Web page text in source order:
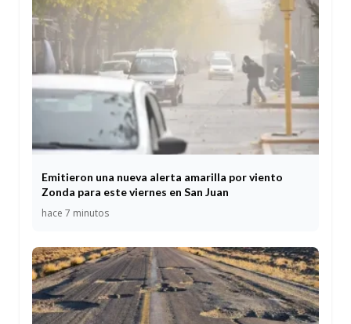
Emitieron una nueva alerta amarilla por viento
Zonda para este viernes en San Juan
hace 7 minutos